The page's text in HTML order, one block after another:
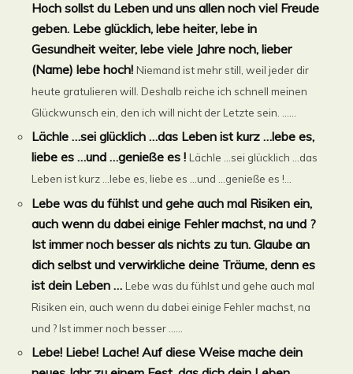
Hoch sollst du Leben und uns allen noch viel Freude
geben. Lebe glücklich, lebe heiter, lebe in
Gesundheit weiter, lebe viele Jahre noch, lieber
(Name) lebe hoch! Niemand ist mehr still, weil jeder dir
heute gratulieren will. Deshalb reiche ich schnell meinen
Glückwunsch ein, den ich will nicht der Letzte sein. ......
Lächle …sei glücklich …das Leben ist kurz …lebe es,
liebe es …und …genieße es ! Lächle …sei glücklich …das
Leben ist kurz …lebe es, liebe es …und …genieße es !...
Lebe was du fühlst und gehe auch mal Risiken ein,
auch wenn du dabei einige Fehler machst, na und ?
Ist immer noch besser als nichts zu tun. Glaube an
dich selbst und verwirkliche deine Träume, denn es
ist dein Leben … Lebe was du fühlst und gehe auch mal
Risiken ein, auch wenn du dabei einige Fehler machst, na
und ? Ist immer noch besser ......
Lebe! Liebe! Lache! Auf diese Weise mache dein